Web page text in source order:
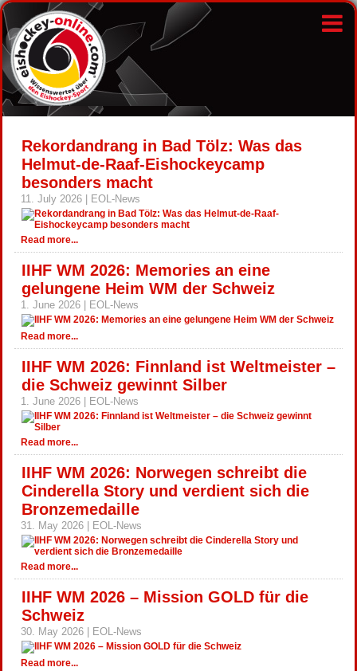
Rekordandrang in Bad Tölz: Was das
Helmut-de-Raaf-Eishockeycamp
besonders macht
11. July 2026 | EOL-News
Read more...
IIHF WM 2026: Memories an eine
gelungene Heim WM der Schweiz
1. June 2026 | EOL-News
Read more...
IIHF WM 2026: Finnland ist Weltmeister –
die Schweiz gewinnt Silber
1. June 2026 | EOL-News
Read more...
IIHF WM 2026: Norwegen schreibt die
Cinderella Story und verdient sich die
Bronzemedaille
31. May 2026 | EOL-News
Read more...
IIHF WM 2026 – Mission GOLD für die
Schweiz
30. May 2026 | EOL-News
Read more...